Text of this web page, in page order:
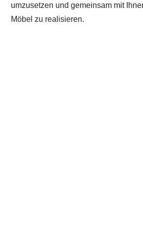
umzusetzen und gemeinsam mit
Möbel zu realisieren.